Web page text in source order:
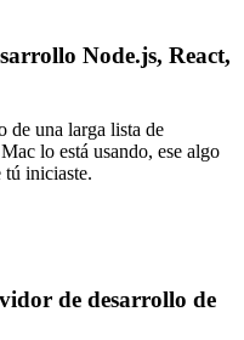
Node.js, React,
de una larga lista de
lo está usando, ese algo
tú iniciaste.
de desarrollo de